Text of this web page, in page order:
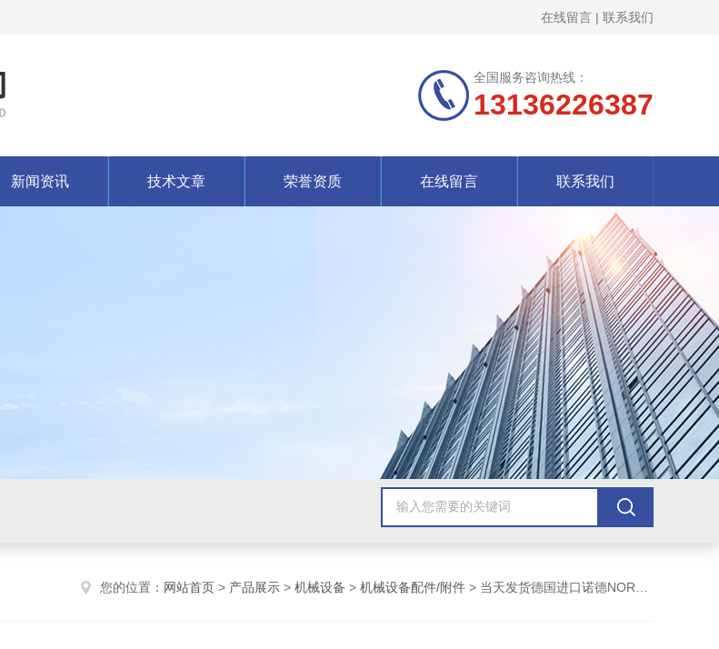
在线留言 | 联系我们
全国服务咨询热线：
13136226387
新闻资讯 技术文章 荣誉资质 在线留言 联系我们
您的位置： 网站首页 > 产品展示 > 机械设备 > 机械设备配件/附件 > 当天发货德国进口诺德NORD减速机配件SK9053.1VF伞齿轮伞齿轴